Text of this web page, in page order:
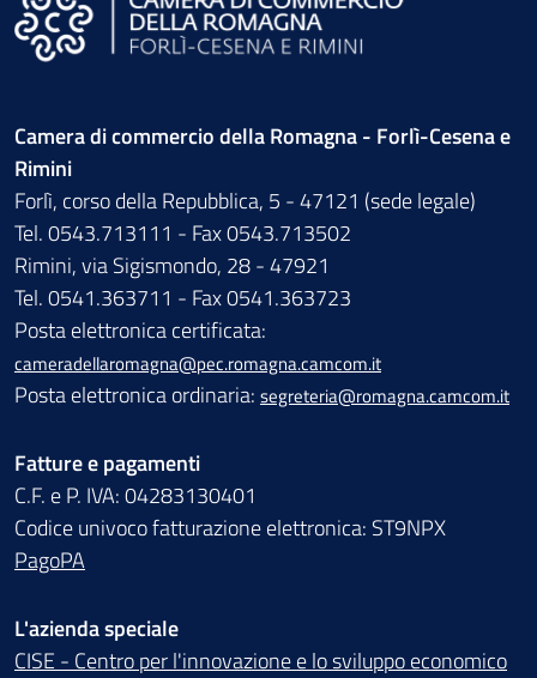
Camera di commercio della Romagna - Forlì-Cesena e
Rimini
Forlì, corso della Repubblica, 5 - 47121 (sede legale)
Tel. 0543.713111 - Fax 0543.713502
Rimini, via Sigismondo, 28 - 47921
Tel. 0541.363711 - Fax 0541.363723
Posta elettronica certificata:
cameradellaromagna@pec.romagna.camcom.it
Posta elettronica ordinaria: segreteria@romagna.camcom.it
Fatture e pagamenti
C.F. e P. IVA: 04283130401
Codice univoco fatturazione elettronica: ST9NPX
PagoPA
L'azienda speciale
CISE - Centro per l'innovazione e lo sviluppo economico